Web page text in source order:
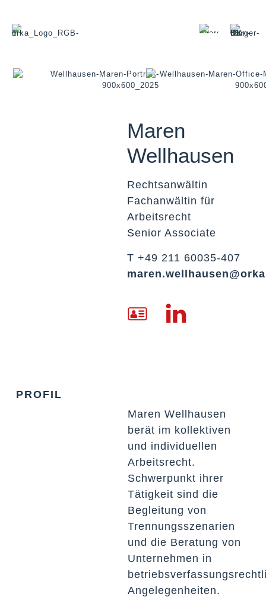
Maren
Wellhausen
Rechtsanwältin
Fachanwältin für
Arbeitsrecht
Senior Associate
T +49 211 60035-407
PROFIL
Maren Wellhausen
berät im kollektiven
und individuellen
Arbeitsrecht.
Schwerpunkt ihrer
Tätigkeit sind die
Begleitung von
Trennungsszenarien
und die Beratung von
Unternehmen in
Angelegenheiten.